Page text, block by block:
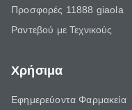
Προσφορές 11888 giaola
Ραντεβού με Τεχνικούς
Χρήσιμα
Εφημερεύοντα Φαρμακεία